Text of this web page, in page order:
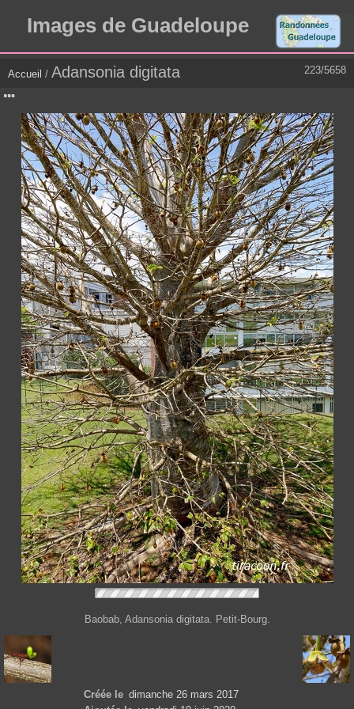
Images de Guadeloupe
223/5658
Accueil / Adansonia digitata
Baobab, Adansonia digitata. Petit-Bourg.
Créée le dimanche 26 mars 2017